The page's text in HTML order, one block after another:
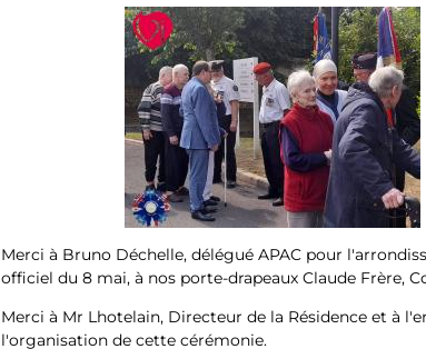
Merci à Bruno Déchelle, délégué APAC pour
officiel du 8 mai, à nos porte-drapeaux Claude Frère,
Merci à Mr Lhotelain, Directeur de la Résidence et à
l'organisation de cette cérémonie.